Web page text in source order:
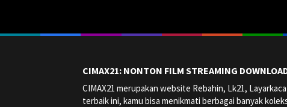
CIMAX21: NONTON FILM STREAMING
CIMAX21 merupakan website Rebahin, Lk21,
terbaik ini, kamu bisa menikmati berbagai banyak